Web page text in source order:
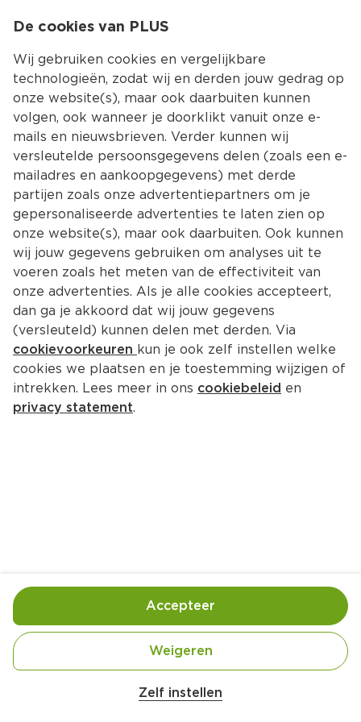
Kies jouw
Terug Producten
Verstegen WSB meal Poké Bowl
Per Pot 65 g  (per kilo €61.38)
Gebruik- en bewaarinstructies
Gebruik 2 p: 2 el mix + 150g sushi-rijst + 300g zalm
+ 250g groenten. 1 portie p.p. = 1 el (7g).
De cookies van PLUS
Wij gebruiken cookies en vergelijkbare
technologieën, zodat wij en derden jouw gedrag op
onze website(s), maar ook daarbuiten kunnen
volgen, ook wanneer je doorklikt vanuit onze e-
mails en nieuwsbrieven. Verder kunnen wij
versleutelde persoonsgegevens delen (zoals een e-
mailadres en aankoopgegevens) met derde
partijen zoals onze advertentiepartners om je
gepersonaliseerde advertenties te laten zien op
onze website(s), maar ook daarbuiten. Ook kunnen
wij jouw gegevens gebruiken om analyses uit te
voeren zoals het meten van de effectiviteit van
onze advertenties. Als je alle cookies accepteert,
dan ga je akkoord dat wij jouw gegevens
(versleuteld) kunnen delen met derden. Via
cookievoorkeuren kun je ook zelf instellen welke
cookies we plaatsen en je toestemming wijzigen of
intrekken. Lees meer in ons cookiebeleid en
privacy statement.
Zelf instellen
Weigeren
Accepteer